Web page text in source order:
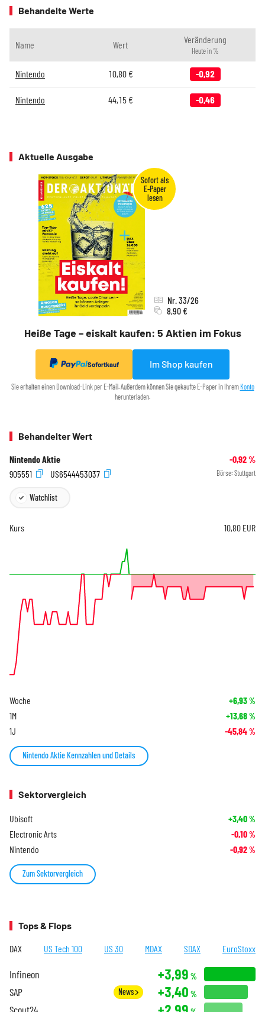
Behandelte Werte
Name Wert Veränderung
Heute in %
Nintendo 10,80€ -0,92
Nintendo 44,15€ -0,46
Aktuelle Ausgabe
Heiße Tage – eiskalt kaufen: 5 Aktien im Fokus
Nr. 33/26
8,90 €
Sofortkauf Im Shop kaufen
Sie erhalten einen Download-Link per E-Mail. Außerdem können Sie gekaufte E-Paper in IhremKonto
herunterladen.
Behandelter Wert
Nintendo Aktie -0,92%
905551
US6544453037 Börse: Stuttgart
Watchlist
Kurs 10,80 EUR
Woche +6,93%
1M +13,68%
1J -45,84%
Nintendo Aktie Kennzahlen und Details
Sektorvergleich
Ubisoft +3,40%
Electronic Arts -0,10%
Nintendo -0,92%
Zum Sektorvergleich
Tops & Flops
DAX US Tech 100 US 30 MDAX SDAX EuroStoxx
Infineon +3,99 %
SAP News +3,40 %